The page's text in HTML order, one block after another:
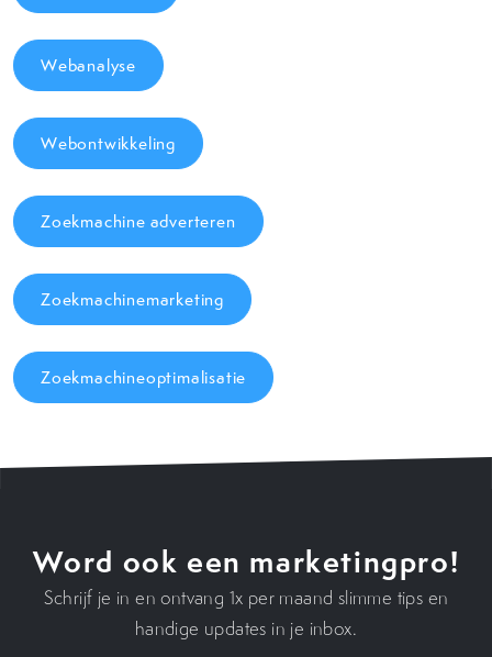
Webanalyse
Webontwikkeling
Zoekmachine adverteren
Zoekmachinemarketing
Zoekmachineoptimalisatie
Word ook een marketingpro!
Schrijf je in en ontvang 1x per maand slimme tips en
handige updates in je inbox.